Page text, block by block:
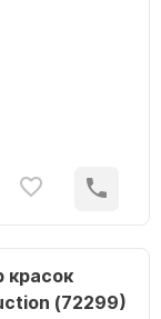
красок
(72299)